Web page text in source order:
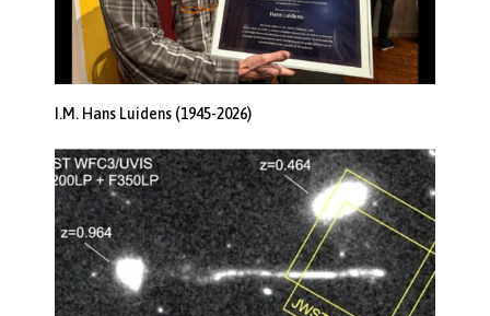
I.M. Hans Luidens (1945-2026)